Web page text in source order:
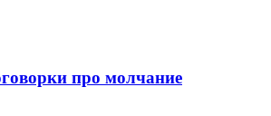
про молчание